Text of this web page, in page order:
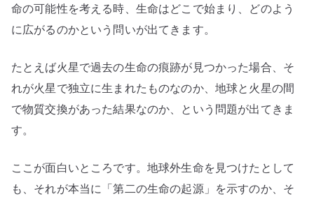
命の可能性を考える時、生命はどこで始まり、どのよう
に広がるのかという問いが出てきます。
たとえば火星で過去の生命の痕跡が見つかった場合、そ
れが火星で独立に生まれたものなのか、地球と火星の間
で物質交換があった結果なのか、という問題が出てきま
す。
ここが面白いところです。地球外生命を見つけたとして
も、それが本当に「第二の生命の起源」を示すのか、そ